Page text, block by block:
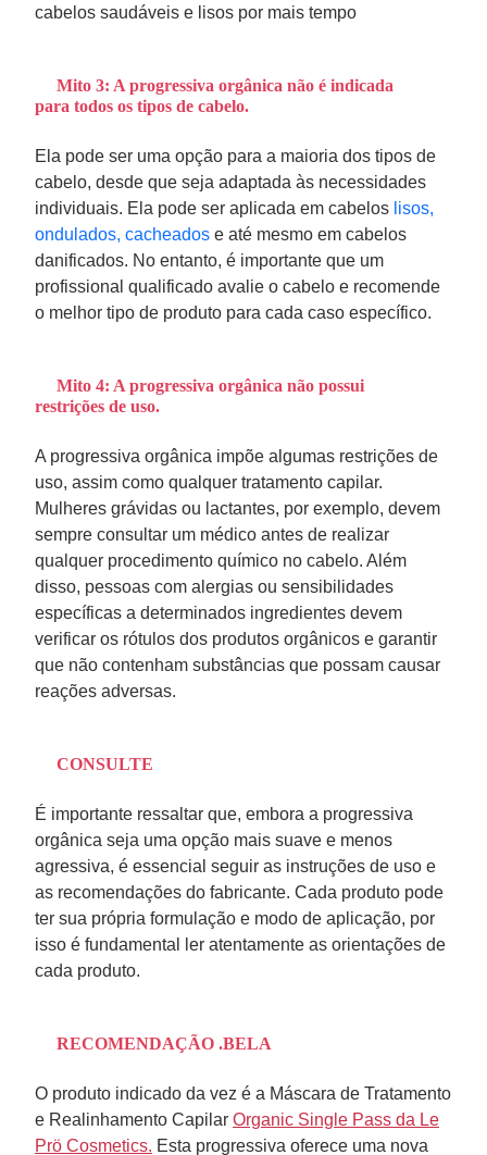
cabelos saudáveis e lisos por mais tempo
Mito 3: A progressiva orgânica não é indicada
para todos os tipos de cabelo.
Ela pode ser uma opção para a maioria dos tipos de
cabelo, desde que seja adaptada às necessidades
individuais. Ela pode ser aplicada em cabelos lisos,
ondulados, cacheados e até mesmo em cabelos
danificados. No entanto, é importante que um
profissional qualificado avalie o cabelo e recomende
o melhor tipo de produto para cada caso específico.
Mito 4: A progressiva orgânica não possui
restrições de uso.
A progressiva orgânica impõe algumas restrições de
uso, assim como qualquer tratamento capilar.
Mulheres grávidas ou lactantes, por exemplo, devem
sempre consultar um médico antes de realizar
qualquer procedimento químico no cabelo. Além
disso, pessoas com alergias ou sensibilidades
específicas a determinados ingredientes devem
verificar os rótulos dos produtos orgânicos e garantir
que não contenham substâncias que possam causar
reações adversas.
CONSULTE
É importante ressaltar que, embora a progressiva
orgânica seja uma opção mais suave e menos
agressiva, é essencial seguir as instruções de uso e
as recomendações do fabricante. Cada produto pode
ter sua própria formulação e modo de aplicação, por
isso é fundamental ler atentamente as orientações de
cada produto.
RECOMENDAÇÃO .BELA
O produto indicado da vez é a Máscara de Tratamento
e Realinhamento Capilar Organic Single Pass da Le
Prö Cosmetics. Esta progressiva oferece uma nova